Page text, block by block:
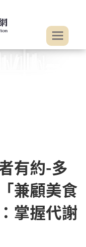
有約-多
兼顧美食
掌握代謝